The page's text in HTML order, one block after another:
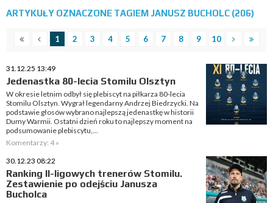
ARTYKUŁY OZNACZONE TAGIEM JANUSZ BUCHOLC (206)
1 2 3 4 5 6 7 8 9 10
31.12.25 13:49
Jedenastka 80-lecia Stomilu Olsztyn
W okresie letnim odbył się plebiscyt na piłkarza 80-lecia
Stomilu Olsztyn. Wygrał legendarny Andrzej Biedrzycki. Na
podstawie głosów wybrano najlepszą jedenastkę w historii
Dumy Warmii. Ostatni dzień roku to najlepszy moment na
podsumowanie plebiscytu,...
Komentarzy: 4 »
30.12.23 08:22
Ranking II-ligowych trenerów Stomilu.
Zestawienie po odejściu Janusza
Bucholca